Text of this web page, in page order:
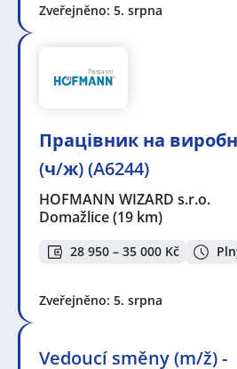
Zveřejněno: 5. srpna
Працівник на
(ч/ж) (A6244)
HOFMANN WIZARD s.r.o.
Domažlice(19 km)
28 950 – 35 000 Kč
Zveřejněno: 5. srpna
Vedoucí směny (m/ž) -